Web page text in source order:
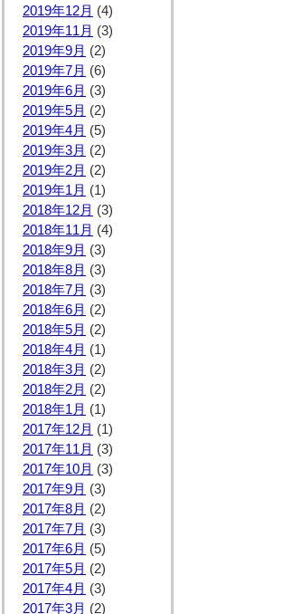
2019年12月 (4)
2019年11月 (3)
2019年9月 (2)
2019年7月 (6)
2019年6月 (3)
2019年5月 (2)
2019年4月 (5)
2019年3月 (2)
2019年2月 (2)
2019年1月 (1)
2018年12月 (3)
2018年11月 (4)
2018年9月 (3)
2018年8月 (3)
2018年7月 (3)
2018年6月 (2)
2018年5月 (2)
2018年4月 (1)
2018年3月 (2)
2018年2月 (2)
2018年1月 (1)
2017年12月 (1)
2017年11月 (3)
2017年10月 (3)
2017年9月 (3)
2017年8月 (2)
2017年7月 (3)
2017年6月 (5)
2017年5月 (2)
2017年4月 (3)
2017年3月 (2)